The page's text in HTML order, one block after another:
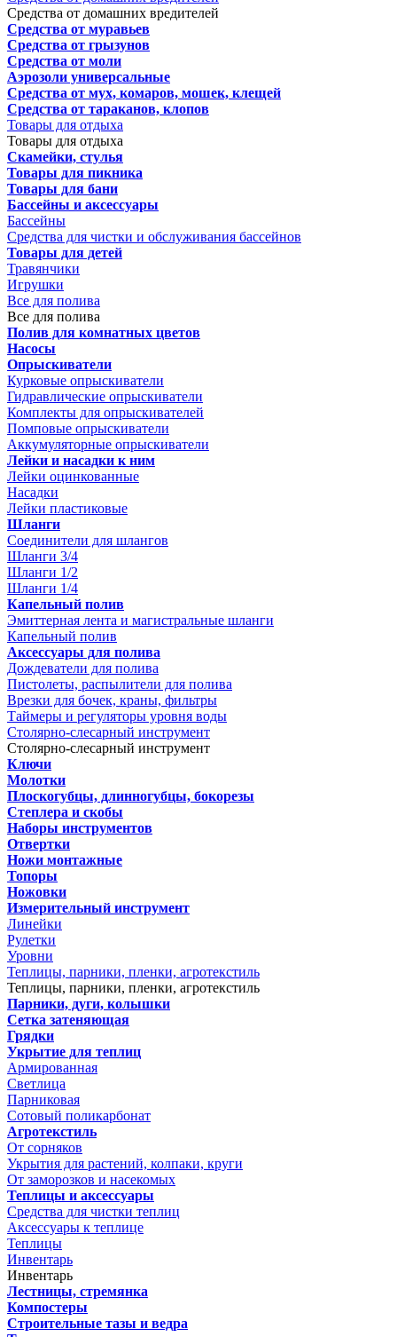
Средства от домашних вредителей
Средства от муравьев
Средства от грызунов
Средства от моли
Аэрозоли универсальные
Средства от мух, комаров, мошек, клещей
Средства от тараканов, клопов
Товары для отдыха
Товары для отдыха
Скамейки, стулья
Товары для пикника
Товары для бани
Бассейны и аксессуары
Бассейны
Средства для чистки и обслуживания бассейнов
Товары для детей
Травянчики
Игрушки
Все для полива
Все для полива
Полив для комнатных цветов
Насосы
Опрыскиватели
Курковые опрыскиватели
Гидравлические опрыскиватели
Комплекты для опрыскивателей
Помповые опрыскиватели
Аккумуляторные опрыскиватели
Лейки и насадки к ним
Лейки оцинкованные
Насадки
Лейки пластиковые
Шланги
Соединители для шлангов
Шланги 3/4
Шланги 1/2
Шланги 1/4
Капельный полив
Эмиттерная лента и магистральные шланги
Капельный полив
Аксессуары для полива
Дождеватели для полива
Пистолеты, распылители для полива
Врезки для бочек, краны, фильтры
Таймеры и регуляторы уровня воды
Столярно-слесарный инструмент
Столярно-слесарный инструмент
Ключи
Молотки
Плоскогубцы, длинногубцы, бокорезы
Степлера и скобы
Наборы инструментов
Отвертки
Ножи монтажные
Топоры
Ножовки
Измерительный инструмент
Линейки
Рулетки
Уровни
Теплицы, парники, пленки, агротекстиль
Теплицы, парники, пленки, агротекстиль
Парники, дуги, колышки
Сетка затеняющая
Грядки
Укрытие для теплиц
Армированная
Светлица
Парниковая
Сотовый поликарбонат
Агротекстиль
От сорняков
Укрытия для растений, колпаки, круги
От заморозков и насекомых
Теплицы и аксессуары
Средства для чистки теплиц
Аксессуары к теплице
Теплицы
Инвентарь
Инвентарь
Лестницы, стремянка
Компостеры
Строительные тазы и ведра